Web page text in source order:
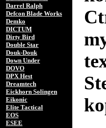
Darrel Ralph
Defcon Blade Works
Demko
DICTUM
Dirty Bird
Double Star
Douk-Douk
Down Under
DOVO
DPX Hest
Dreamtech
Eickhorn Solingen
Eikonic
Elite Tactical
EOS
ESEE